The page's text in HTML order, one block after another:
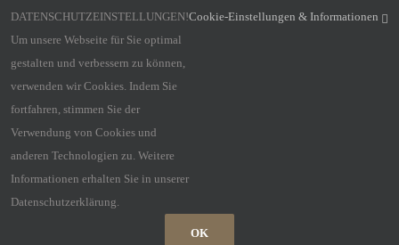
Folgen Sie uns!
Haftungsausschluss
DATENSCHUTZEINSTELLUNGEN!
Um unsere Webseite für Sie optimal
gestalten und verbessern zu können,
verwenden wir Cookies. Indem Sie
fortfahren, stimmen Sie der
Verwendung von Cookies und
anderen Technologien zu. Weitere
Informationen erhalten Sie in unserer
Datenschutzerklärung.
Cookie-Einstellungen & Informationen
OK